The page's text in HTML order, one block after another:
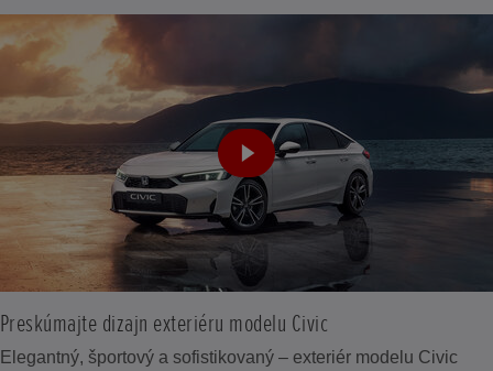
Preskúmajte dizajn exteriéru modelu Civic
Elegantný, športový a sofistikovaný – exteriér modelu Civic